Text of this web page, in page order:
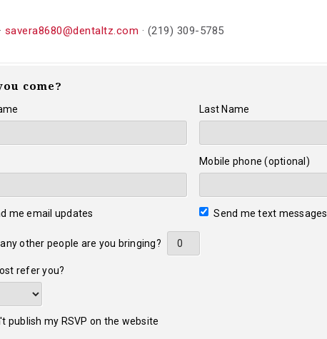
savera8680@dentaltz.com · (219) 309-5785
come?
Last Name
Mobile phone (optional)
me email updates Send me text messages
other people are you bringing?
refer you?
publish my RSVP on the website